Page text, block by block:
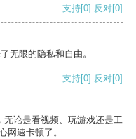
支持[0] 反对[0]
无限的隐私和自由。
支持[0] 反对[0]
无论是看视频、玩游戏还是工
网速卡顿了。